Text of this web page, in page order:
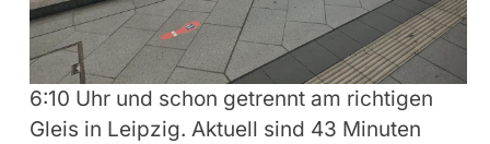
6:10 Uhr und schon getrennt am richtigen
Gleis in Leipzig. Aktuell sind 43 Minuten